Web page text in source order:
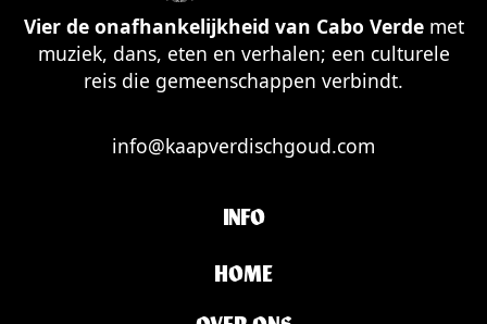
Vier de onafhankelijkheid van Cabo Verde met
muziek, dans, eten en verhalen; een culturele
reis die gemeenschappen verbindt.
info@kaapverdischgoud.com
INFO
HOME